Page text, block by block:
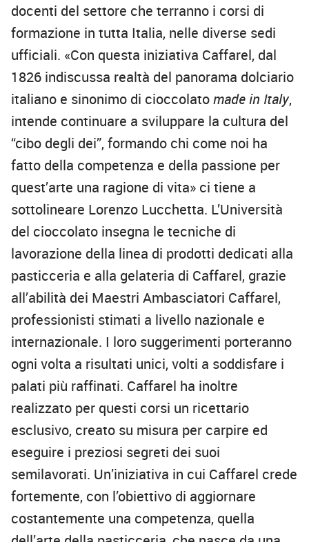
docenti del settore che terranno i corsi di
formazione in tutta Italia, nelle diverse sedi
ufficiali. «Con questa iniziativa Caffarel, dal
1826 indiscussa realtà del panorama dolciario
italiano e sinonimo di cioccolatomade in Italy,
intende continuare a sviluppare la cultura del
“cibo degli dei”, formando chi come noi ha
fatto della competenza e della passione per
quest’arte una ragione di vita» ci tiene a
sottolineare Lorenzo Lucchetta. L’Università
del cioccolato insegna le tecniche di
lavorazione della linea di prodotti dedicati alla
pasticceria e alla gelateria di Caffarel, grazie
all’abilità dei Maestri Ambasciatori Caffarel,
professionisti stimati a livello nazionale e
internazionale. I loro suggerimenti porteranno
ogni volta a risultati unici, volti a soddisfare i
palati più raffinati. Caffarel ha inoltre
realizzato per questi corsi un ricettario
esclusivo, creato su misura per carpire ed
eseguire i preziosi segreti dei suoi
semilavorati. Un’iniziativa in cui Caffarel crede
fortemente, con l’obiettivo di aggiornare
costantemente una competenza, quella